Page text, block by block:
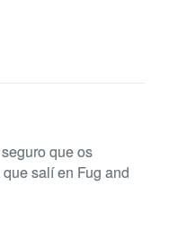
que os
salí­ en Fug and